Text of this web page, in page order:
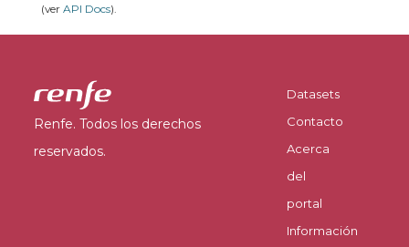
(ver API Docs).
Renfe. Todos los derechos
reservados.
Datasets
Contacto
Acerca
del
portal
Información